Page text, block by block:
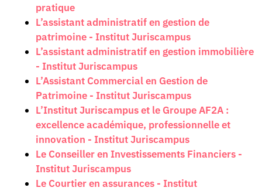
pratique
L’assistant administratif en gestion de
patrimoine - Institut Juriscampus
L’assistant administratif en gestion immobilière
- Institut Juriscampus
L’Assistant Commercial en Gestion de
Patrimoine - Institut Juriscampus
L’Institut Juriscampus et le Groupe AF2A :
excellence académique, professionnelle et
innovation - Institut Juriscampus
Le Conseiller en Investissements Financiers -
Institut Juriscampus
Le Courtier en assurances - Institut